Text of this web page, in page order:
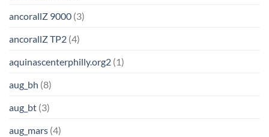
ancorallZ 9000 (3)
ancorallZ TP2 (4)
aquinascenterphilly.org2 (1)
aug_bh (8)
aug_bt (3)
aug_mars (4)